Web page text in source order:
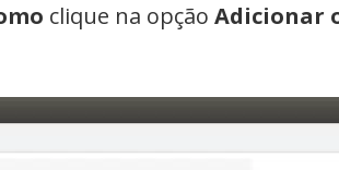
clique na opção Adicionar